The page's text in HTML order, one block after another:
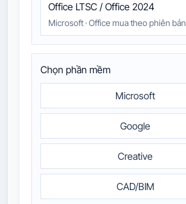
Office LTSC / Office 2024
Microsoft ·Office mua theo phiên bản
Chọn phần mềm
Microsoft
Google
Creative
CAD/BIM